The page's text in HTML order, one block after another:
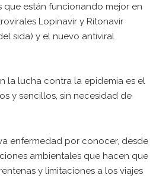
están funcionando mejor en
Lopinavir y Ritonavir
sida) y el nuevo antiviral
la lucha contra la epidemia es el
y sencillos, sin necesidad de
enfermedad por conocer, desde
ambientales que hacen que
y limitaciones a los viajes